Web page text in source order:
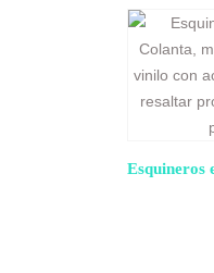
Esquineros